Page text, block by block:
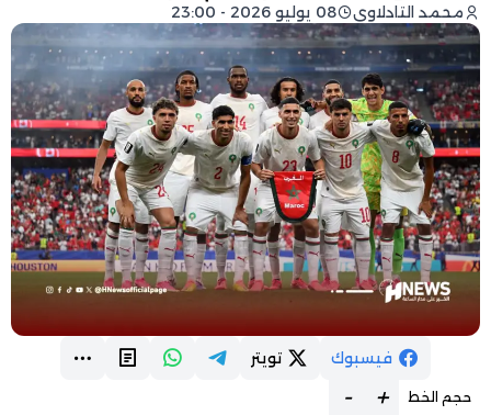
محمد التادلاوي 08 يوليو 2026 - 23:00
فيسبوك تويتر
حجم الخط +
-